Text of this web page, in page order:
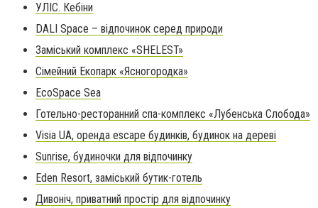
УЛІС. Кебіни
DALI Space – відпочинок серед природи
Заміський комплекс «SHELEST»
Сімейний Екопарк «Ясногородка»
EcoSpace Sea
Готельно-ресторанний спа-комплекс «Лубенська Слобода»
Visia UA, оренда escape будинків, будинок на дереві
Sunrise, будиночки для відпочинку
Eden Resort, заміський бутик-готель
Дивоніч, приватний простір для відпочинку